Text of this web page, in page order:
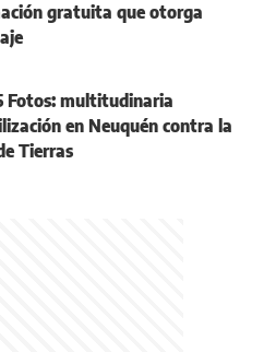
gratuita que otorga
Fotos: multitudinaria
en Neuquén contra la
Tierras